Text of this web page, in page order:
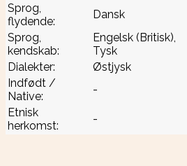
Sprog,
flydende:
Dansk
Sprog,
kendskab:
Engelsk (Britisk),
Tysk
Dialekter:
Østjysk
Indfødt /
Native:
-
Etnisk
herkomst:
-